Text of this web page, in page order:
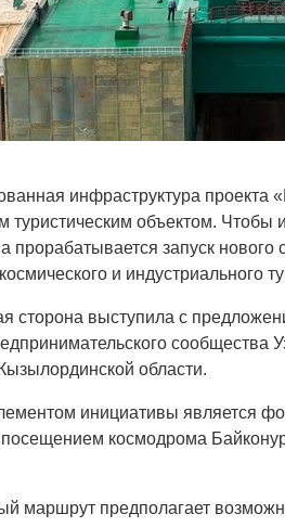
инфраструктура проекта
туристическим объектом. Чтобы
прорабатывается запуск
и индустриального
сторона выступила с
сообщества
области.
инициативы является
космодрома
маршрут предполагает